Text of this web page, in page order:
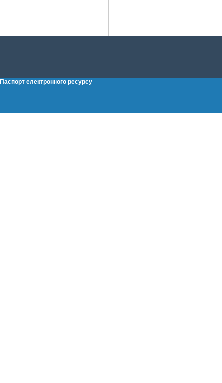
Паспорт електронного ресурсу